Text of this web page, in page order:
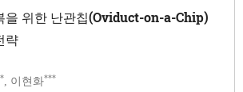
을 위한 난관칩(Oviduct-on-a-Chip)
략
, 이현화***